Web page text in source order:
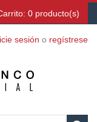
0 producto(s)
sesión o regístrese